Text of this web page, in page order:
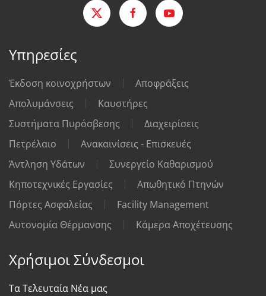
Υπηρεσίες
Έκδοση κοινοχρήστων
Αποφράξεις
Απολυμάνσεις
Καυστήρες
Συστήματα Πυρόσβεσης
Διαχειρίσεις
Πετρέλαιο
Ανακαινίσεις - Επισκευές
Άντληση Υδάτων
Συνεργείο Καθαρισμού
Κηποτεχνικές Εργασίες
Απωθητικό Πτηνών
Πόρτες Ασφαλείας
Facility Management
Αυτονομία Θέρμανσης
Κάμερα Αποχέτευσης
Χρήσιμοι Σύνδεσμοι
Τα Τελευταία Νέα μας